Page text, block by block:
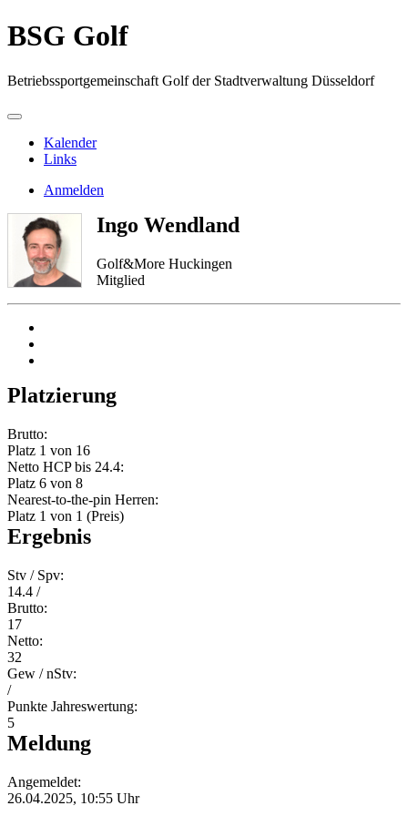
BSG Golf
Betriebssportgemeinschaft Golf der Stadtverwaltung Düsseldorf
Kalender
Links
Anmelden
Ingo Wendland
Golf&More Huckingen
Mitglied
Platzierung
Brutto:
Platz 1 von 16
Netto HCP bis 24.4:
Platz 6 von 8
Nearest-to-the-pin Herren:
Platz 1 von 1 (Preis)
Ergebnis
Stv / Spv:
14.4 /
Brutto:
17
Netto:
32
Gew / nStv:
/
Punkte Jahreswertung:
5
Meldung
Angemeldet:
26.04.2025, 10:55 Uhr